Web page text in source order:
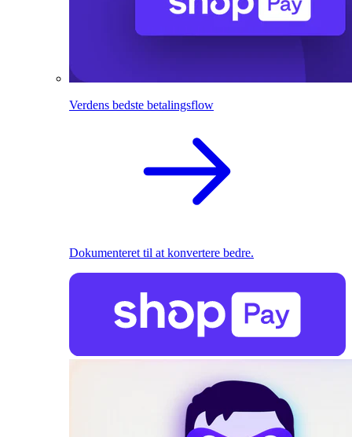
Verdens bedste betalingsflow
Dokumenteret til at konvertere bedre.